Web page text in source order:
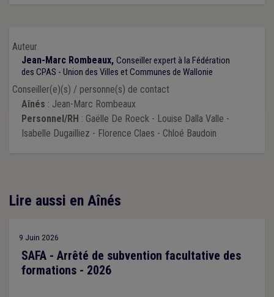
Auteur
Jean-Marc Rombeaux, Conseiller expert à la Fédération
des CPAS - Union des Villes et Communes de Wallonie
Conseiller(e)(s) / personne(s) de contact
Aînés : Jean-Marc Rombeaux
Personnel/RH : Gaëlle De Roeck - Louise Dalla Valle -
Isabelle Dugailliez - Florence Claes - Chloé Baudoin
Lire aussi en Aînés
9 Juin 2026
SAFA - Arrêté de subvention facultative des
formations - 2026